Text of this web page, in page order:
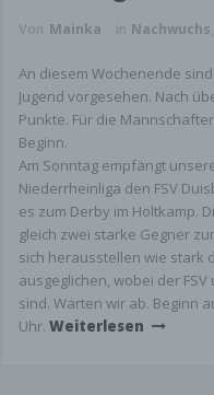
Von Mainka in Nachwuchs,
An diesem Wochenende
Jugend vorgesehen. Nach
Punkte. Für die
Beginn.
Am Sonntag empfängt
Niederrheinliga den FSV
es zum Derby im Holtkamp.
gleich zwei starke Gegner
sich herausstellen wie stark
ausgeglichen, wobei der
sind. Warten wir ab. Beginn
Uhr. Weiterlesen